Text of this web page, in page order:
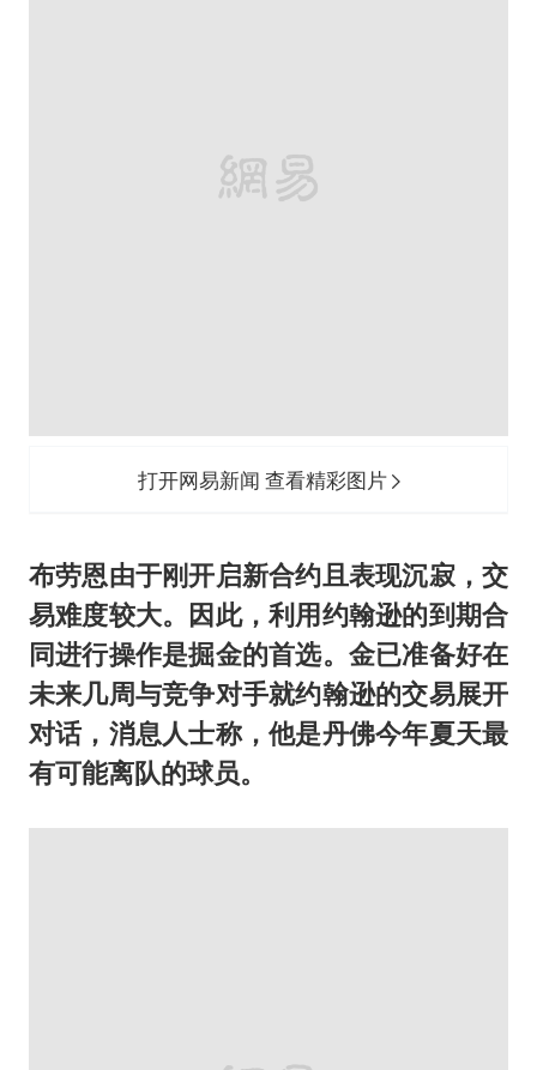
打开网易新闻 查看精彩图片
布劳恩由于刚开启新合约且表现沉寂，交
易难度较大。因此，利用约翰逊的到期合
同进行操作是掘金的首选。金已准备好在
未来几周与竞争对手就约翰逊的交易展开
对话，消息人士称，他是丹佛今年夏天最
有可能离队的球员。